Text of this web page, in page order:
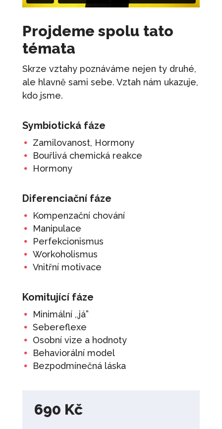
Projdeme spolu tato
témata
Skrze vztahy poznáváme nejen ty druhé,
ale hlavně sami sebe. Vztah nám ukazuje,
kdo jsme.
Symbiotická fáze
Zamilovanost, Hormony
Bouřlivá chemická reakce
Hormony
Diferenciační fáze
Kompenzační chování
Manipulace
Perfekcionismus
Workoholismus
Vnitřní motivace
Komitující fáze
Minimální ,,já”
Sebereflexe
Osobní vize a hodnoty
Behaviorální model
Bezpodmínečná láska
690 Kč